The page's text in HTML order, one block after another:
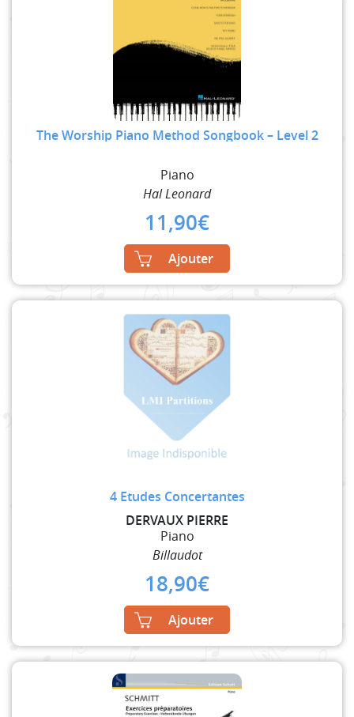
The Worship Piano Method Songbook – Level 2
Piano
Hal Leonard
11,90€
Ajouter
4 Etudes Concertantes
DERVAUX PIERRE
Piano
Billaudot
18,90€
Ajouter